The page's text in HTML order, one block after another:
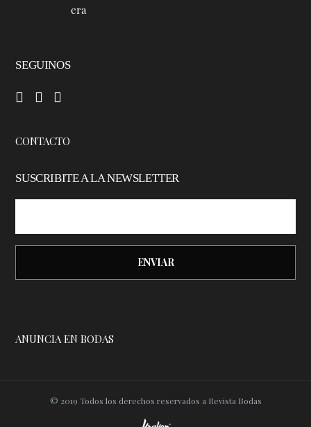
SEGUINOS
CONTACTO
SUSCRIBITE A LA NEWSLETTER
ANUNCIA EN BODAS
© 2019 Todos los derechos reservados a Revista Bodas